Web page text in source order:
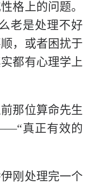
格上的问题。
老是处理不好
，或者困扰于
都有心理学上
那位算命先生
真正有效的
刚处理完一个